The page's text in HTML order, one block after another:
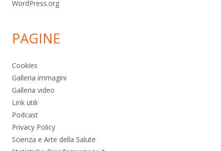
WordPress.org
PAGINE
Cookies
Galleria immagini
Galleria video
Link utili
Podcast
Privacy Policy
Scienza e Arte della Salute